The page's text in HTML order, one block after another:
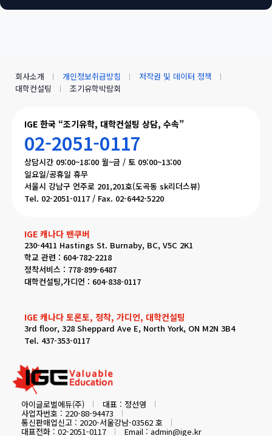
IGE 한국 “조기유학, 대학컨설팅 상담, 수속”
02-2051-0117
상담시간 09:00~18:00 월~금 / 토 09:00~13:00
일요일/공휴일 휴무
서울시 강남구 언주로 201,201호(도곡동 sk리더스뷰)
Tel. 02-2051-0117 / Fax. 02-6442-5220
IGE 캐나다 밴쿠버
230-4411 Hastings St. Burnaby, BC, V5C 2K1
학교 관련 : 604-782-2218
정착서비스 : 778-899-6487
대학컨설팅,가디언 : 604-838-0117
IGE 캐나다 토론토, 정착, 가디언, 대학컨설팅
3rd floor, 328 Sheppard Ave E, North York, ON M2N 3B4
Tel. 437-353-0117
아이글로벌에듀(주) 대표 : 정선영
사업자번호 : 220-88-94473
통신판매업신고 : 2020-서울강남-03562 호
대표전화 : 02-2051-0117 Email : admin@ige.kr
회사소개 개인정보취급방침
저작권 및 데이터 정책
대학컨설팅
조기유학박람회